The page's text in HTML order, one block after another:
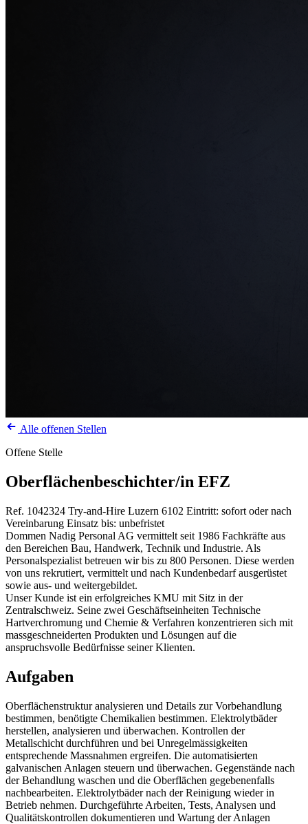
Alle offenen Stellen
Offene Stelle
Oberflächenbeschichter/in EFZ
Ref. 1042324 Try-and-Hire Luzern 6102 Eintritt: sofort oder nach
Vereinbarung Einsatz bis: unbefristet
Dommen Nadig Personal AG vermittelt seit 1986 Fachkräfte aus
den Bereichen Bau, Handwerk, Technik und Industrie. Als
Personalspezialist betreuen wir bis zu 800 Personen. Diese werden
von uns rekrutiert, vermittelt und nach Kundenbedarf ausgerüstet
sowie aus- und weitergebildet.
Unser Kunde ist ein erfolgreiches KMU mit Sitz in der
Zentralschweiz. Seine zwei Geschäftseinheiten Technische
Hartverchromung und Chemie & Verfahren konzentrieren sich mit
massgeschneiderten Produkten und Lösungen auf die
anspruchsvolle Bedürfnisse seiner Klienten.
Aufgaben
Oberflächenstruktur analysieren und Details zur Vorbehandlung
bestimmen, benötigte Chemikalien bestimmen. Elektrolytbäder
herstellen, analysieren und überwachen. Kontrollen der
Metallschicht durchführen und bei Unregelmässigkeiten
entsprechende Massnahmen ergreifen. Die automatisierten
galvanischen Anlagen steuern und überwachen. Gegenstände nach
der Behandlung waschen und die Oberflächen gegebenenfalls
nachbearbeiten. Elektrolytbäder nach der Reinigung wieder in
Betrieb nehmen. Durchgeführte Arbeiten, Tests, Analysen und
Qualitätskontrollen dokumentieren und Wartung der Anlagen